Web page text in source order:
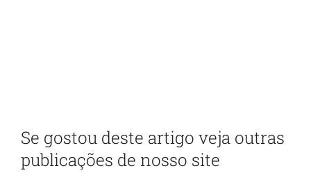
Se gostou deste artigo veja outras
publicações de nosso site